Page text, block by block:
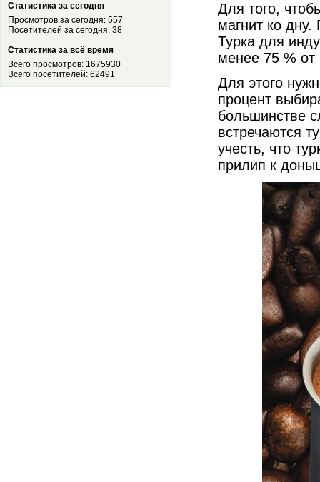
Статистика за сегодня
Просмотров за сегодня: 557
Посетителей за сегодня: 38
Статистика за всё время
Всего просмотров: 1675930
Всего посетителей: 62491
Для того,
магнит ко дну.
Турка для
менее 75 %
Для этого
процент
большинстве
встречаются
учесть, что
прилип к